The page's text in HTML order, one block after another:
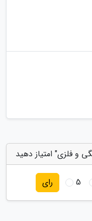
و فلزی" امتیاز دهید
5 رای